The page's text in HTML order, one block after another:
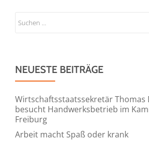
NEUESTE BEITRÄGE
Wirtschaftsstaatssekretär Thomas
besucht Handwerksbetrieb im
Freiburg
Arbeit macht Spaß oder krank